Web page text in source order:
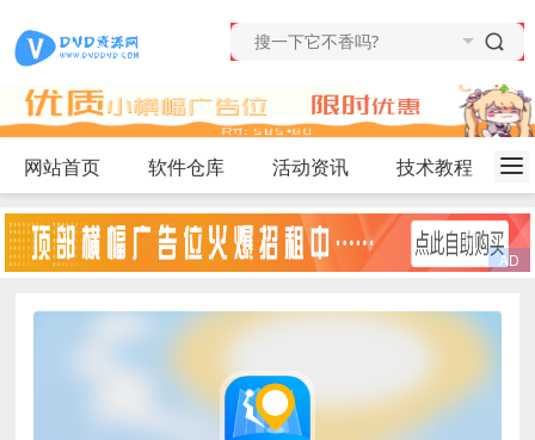
网站首页 软件仓库 活动资讯 技术教程